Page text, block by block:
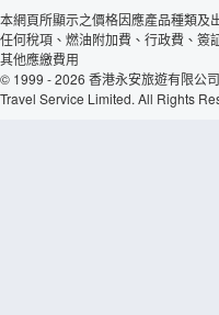
本網頁所顯示之價格因應產品種類及
任何稅項、燃油附加費、行政費、簽
其他應繳費用
© 1999 - 2026 香港永安旅遊有限公
Travel Service Limited. All Rights